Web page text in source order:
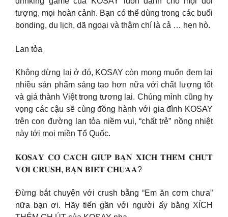
tượng, mọi hoàn cảnh. Bạn có thể dùng trong các buổi
bonding, du lịch, dã ngoại và thậm chí là cả … hẹn hò.
Lan tỏa
Không dừng lại ở đó, KOSAY còn mong muốn đem lại
nhiều sản phẩm sáng tạo hơn nữa với chất lượng tốt
và giá thành Việt trong tương lai. Chúng mình cũng hy
vọng các cậu sẽ cùng đồng hành với gia đình KOSAY
trên con đường lan tỏa niềm vui, “chất trẻ” nồng nhiệt
này tới mọi miền Tổ Quốc.
𝐊𝐎𝐒𝐀𝐘 𝐂𝐎́ 𝐂𝐀́𝐂𝐇 𝐆𝐈𝐔́𝐏 𝐁𝐀̣𝐍 𝐗𝐈́𝐂𝐇 𝐓𝐇𝐄̂𝐌 𝐂𝐇𝐔́𝐓
𝐕𝐎̛́𝐈 𝐂𝐑𝐔𝐒𝐇, 𝐁𝐀̣𝐍 𝐁𝐈𝐄̂́𝐓 𝐂𝐇𝐔̛𝐀𝐀?
Đừng bắt chuyện với crush bằng “Em ăn cơm chưa”
nữa bạn ơi. Hãy tiến gần với người ấy bằng XÍCH